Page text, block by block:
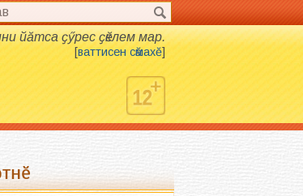
йӑтса ҫӳрес ҫӗклем мар.
[ваттисен сӑмахӗ]